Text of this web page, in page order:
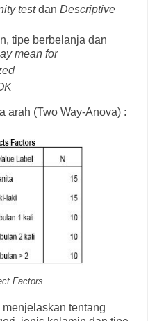
testdan Descriptive
tipe berbelanja dan
mean for
arah (Two Way-Anova) :
Factors
menjelaskan tentang